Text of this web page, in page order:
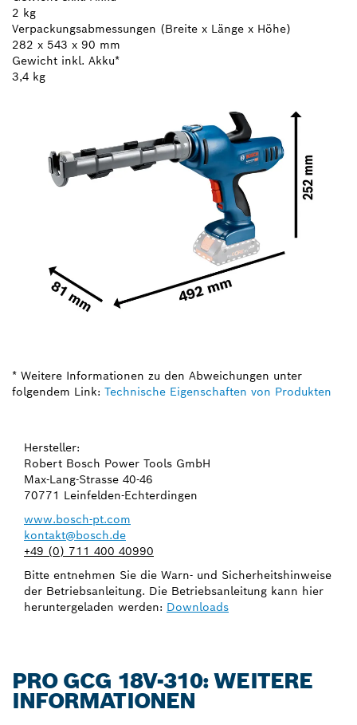
2 kg
Verpackungsabmessungen (Breite x Länge x Höhe)
282 x 543 x 90 mm
Gewicht inkl. Akku*
3,4 kg
* Weitere Informationen zu den Abweichungen unter
folgendem Link: Technische Eigenschaften von Produkten
Hersteller:
Robert Bosch Power Tools GmbH
Max-Lang-Strasse 40-46
70771 Leinfelden-Echterdingen
www.bosch-pt.com
kontakt@bosch.de
+49 (0) 711 400 40990
Bitte entnehmen Sie die Warn- und Sicherheitshinweise
der Betriebsanleitung. Die Betriebsanleitung kann hier
heruntergeladen werden: Downloads
PRO GCG 18V-310: WEITERE
INFORMATIONEN